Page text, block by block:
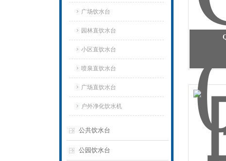
广场饮水台
园林直饮水台
小区直饮水台
喷泉直饮水台
广场直饮水台
户外净化饮水机
公共饮水台
公园饮水台